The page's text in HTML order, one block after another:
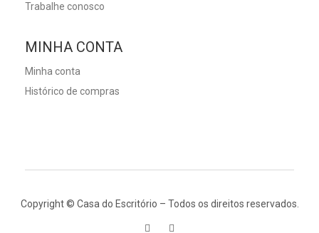
Trabalhe conosco
MINHA CONTA
Minha conta
Histórico de compras
Copyright © Casa do Escritório – Todos os direitos reservados.